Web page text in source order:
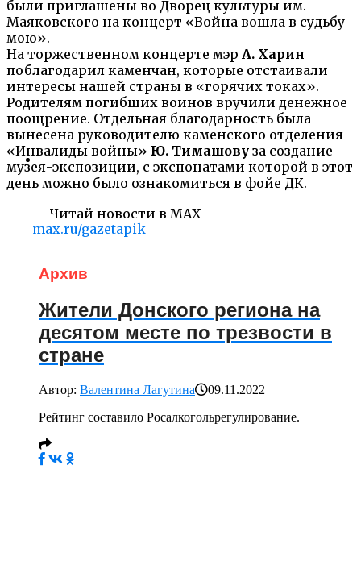
были приглашены во Дворец культуры им.
Маяковского на концерт «Война вошла в судьбу
мою».
На торжественном концерте мэр А. Харин
поблагодарил каменчан, которые отстаивали
интересы нашей страны в «горячих токах».
Родителям погибших воинов вручили денежное
поощрение. Отдельная благодарность была
вынесена руководителю каменского отделения
«Инвалиды войны» Ю. Тимашову за создание
музея-экспозиции, с экспонатами которой в этот
день можно было ознакомиться в фойе ДК.
Читай новости в MAX
max.ru/gazetapik
Архив
Жители Донского региона на
десятом месте по трезвости в
стране
Автор: Валентина Лагутина
09.11.2022
Рейтинг составило Росалкогольрегулирование.